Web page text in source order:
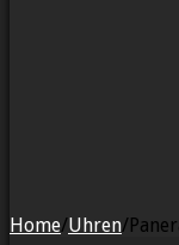
Home/Uhren/